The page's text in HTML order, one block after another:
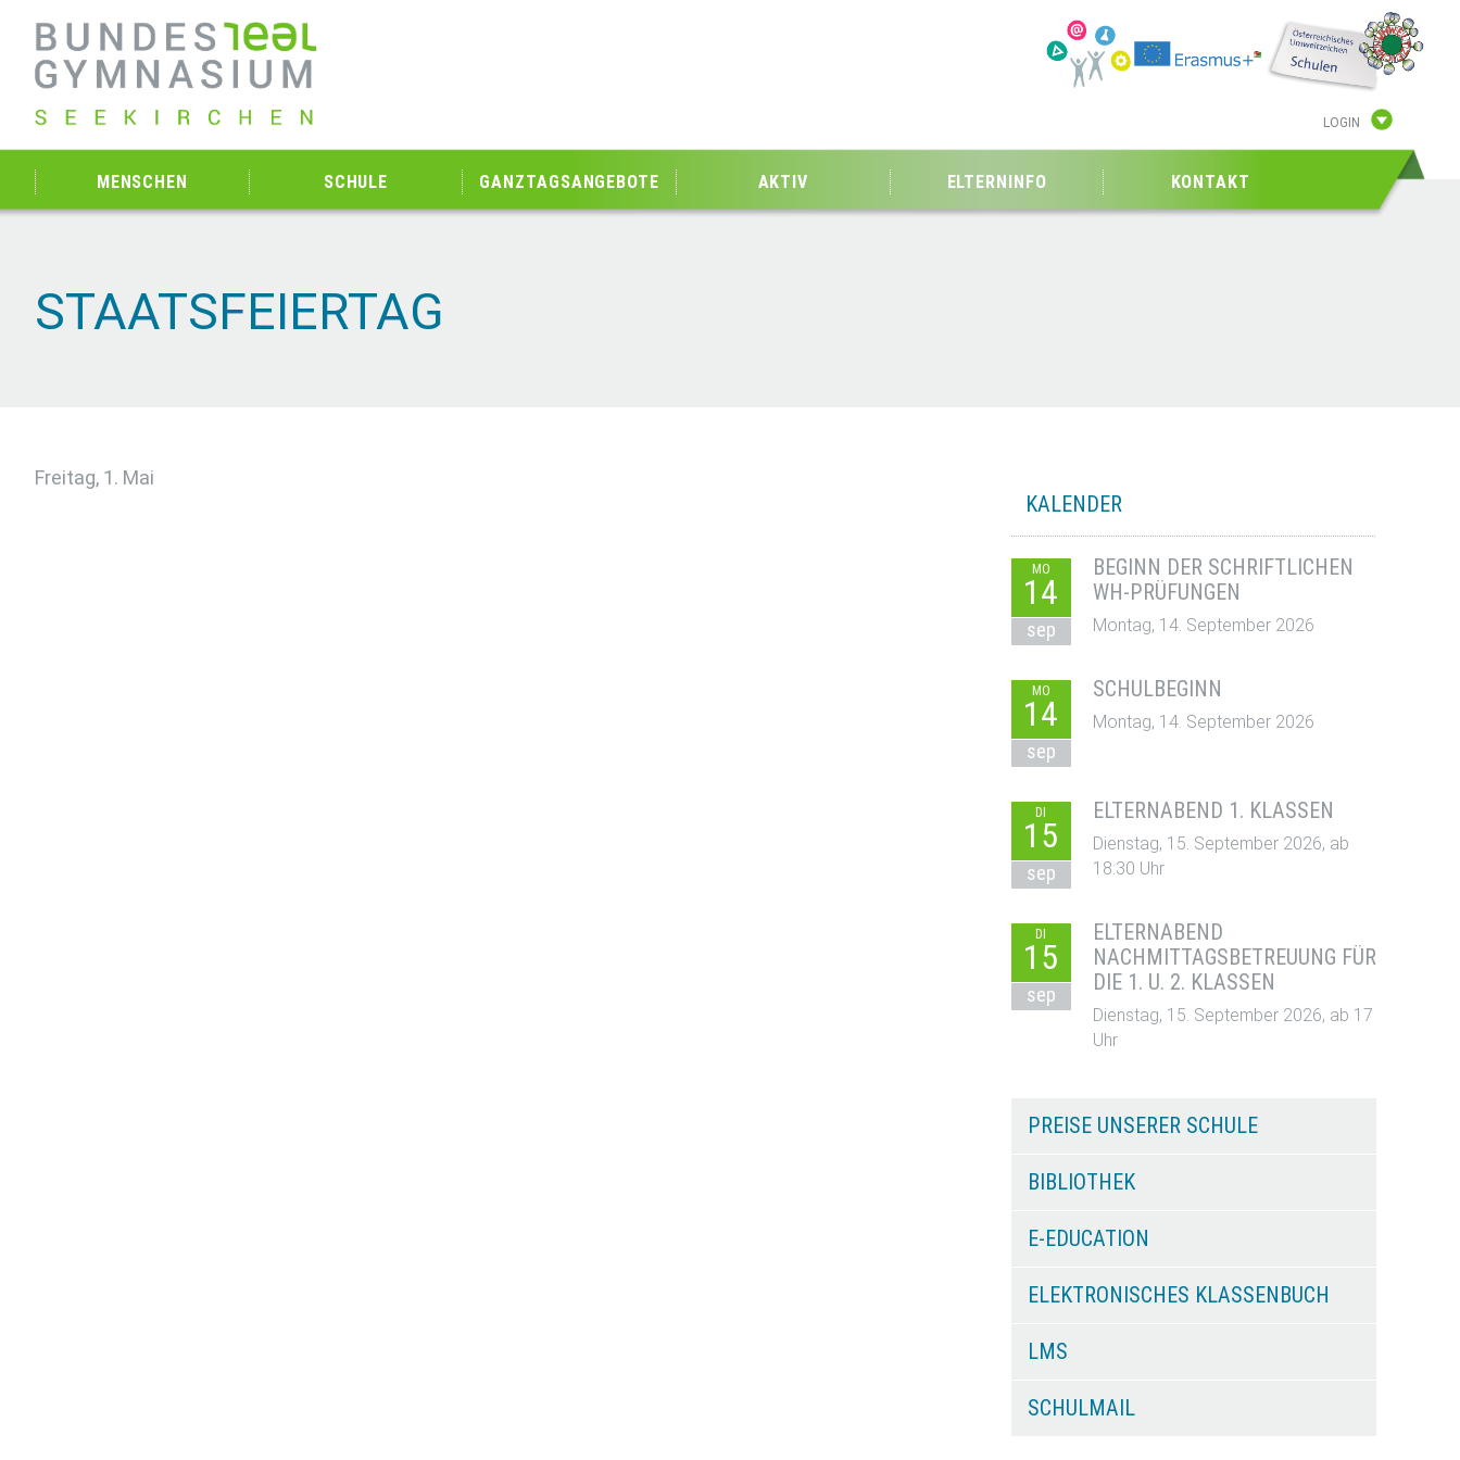
LOGIN
MENSCHEN SCHULE GANZTAGSANGEBOTE AKTIV ELTERNINFO KONTAKT
STAATSFEIERTAG
Freitag, 1. Mai
KALENDER
MO
14
sep
BEGINN DER SCHRIFTLICHEN
WH-PRÜFUNGEN
Montag, 14. September 2026
MO
14
sep
SCHULBEGINN
Montag, 14. September 2026
DI
15
sep
ELTERNABEND 1. KLASSEN
Dienstag, 15. September 2026, ab
18:30 Uhr
DI
15
sep
ELTERNABEND
NACHMITTAGSBETREUUNG FÜR
DIE 1. U. 2. KLASSEN
Dienstag, 15. September 2026, ab 17
Uhr
PREISE UNSERER SCHULE
BIBLIOTHEK
E-EDUCATION
ELEKTRONISCHES KLASSENBUCH
LMS
SCHULMAIL